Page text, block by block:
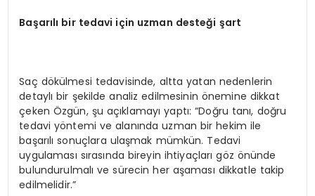
Başarılı bir tedavi için uzman desteği şart
Saç dökülmesi tedavisinde, altta yatan nedenlerin
detaylı bir şekilde analiz edilmesinin önemine dikkat
çeken Özgün, şu açıklamayı yaptı: “Doğru tanı, doğru
tedavi yöntemi ve alanında uzman bir hekim ile
başarılı sonuçlara ulaşmak mümkün. Tedavi
uygulaması sırasında bireyin ihtiyaçları göz önünde
bulundurulmalı ve sürecin her aşaması dikkatle takip
edilmelidir.”